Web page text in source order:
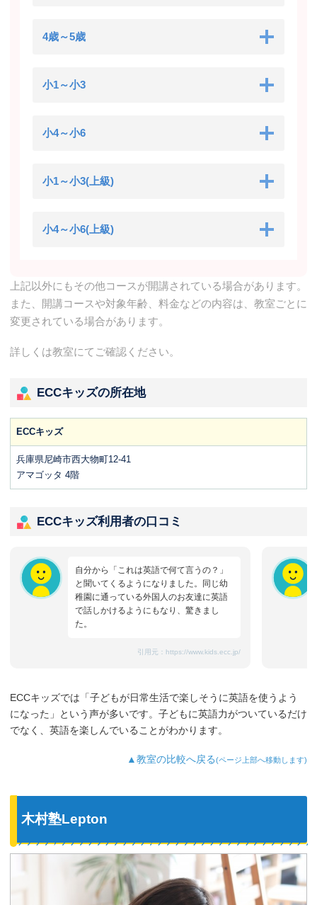
4歳～5歳
小1～小3
小4～小6
小1～小3(上級)
小4～小6(上級)
上記以外にもその他コースが開講されている場合があります。
また、開講コースや対象年齢、料金などの内容は、教室ごとに
変更されている場合があります。
詳しくは教室にてご確認ください。
ECCキッズの所在地
ECCキッズ
兵庫県尼崎市西大物町12-41
アマゴッタ 4階
ECCキッズ利用者の口コミ
自分から「これは英語で何て言うの？」
と聞いてくるようになりました。同じ幼
稚園に通っている外国人のお友達に英語
で話しかけるようにもなり、驚きまし
た。
引用元： https://www.kids.ecc.jp/
ECCキッズでは「子どもが日常生活で楽しそうに英語を使うよう
になった」という声が多いです。子どもに英語力がついているだけ
でなく、英語を楽しんでいることがわかります。
▲教室の比較へ戻る(ページ上部へ移動します)
木村塾Lepton